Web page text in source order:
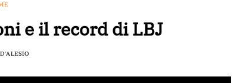
e il record di LBJ